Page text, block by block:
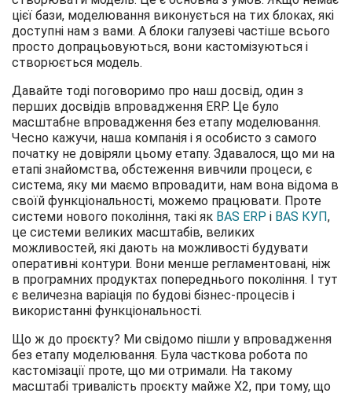
цієї бази, моделювання виконується на тих блоках, які
доступні нам з вами. А блоки галузеві частіше всього
просто допрацьовуються, вони кастомізуються і
створюється модель.
Давайте тоді поговоримо про наш досвід, один з
перших досвідів впровадження ERP. Це було
масштабне впровадження без етапу моделювання.
Чесно кажучи, наша компанія і я особисто з самого
початку не довіряли цьому етапу. Здавалося, що ми на
етапі знайомства, обстеження вивчили процеси, є
система, яку ми маємо впровадити, нам вона відома в
своїй функціональності, можемо працювати. Проте
системи нового покоління, такі як BAS ERP і BAS КУП,
це системи великих масштабів, великих
можливостей, які дають на можливості будувати
оперативні контури. Вони менше регламентовані, ніж
в програмних продуктах попереднього покоління. І тут
є величезна варіація по будові бізнес-процесів і
використанні функціональності.
Що ж до проєкту? Ми свідомо пішли у впровадження
без етапу моделювання. Була часткова робота по
кастомізації проте, що ми отримали. На такому
масштабі тривалість проєкту майже X2, при тому, що